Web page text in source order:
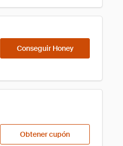
Conseguir Honey
Obtener cupón